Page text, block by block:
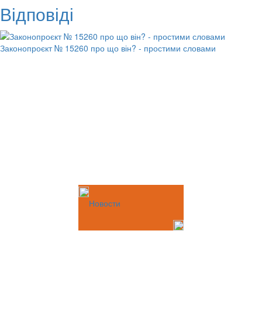
Відповіді
Законопроєкт № 15260 про що він? - простими словами
Новости